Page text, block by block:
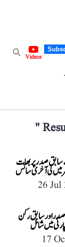
Videos
"
سابق صدر پربھات
26 Jul
اور سابق رکن
میں شامل
17